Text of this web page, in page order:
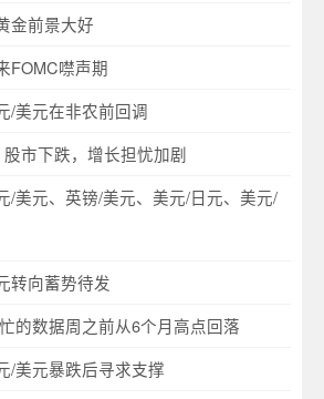
金前景大好
FOMC噤声期
/美元在非农前回调
市下跌，增长担忧加剧
/美元、英镑/美元、美元/日元、美元/
转向蓄势待发
的数据周之前从6个月高点回落
/美元暴跌后寻求支撑